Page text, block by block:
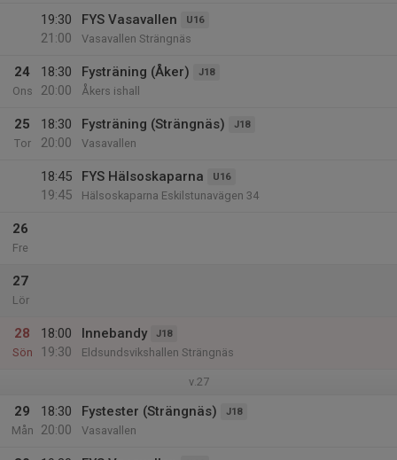
19:30
21:00
FYS Vasavallen U16
Vasavallen Strängnäs
24
Ons
18:30
20:00
Fysträning (Åker) J18
Åkers ishall
25
Tor
18:30
20:00
Fysträning (Strängnäs) J18
Vasavallen
18:45
19:45
FYS Hälsoskaparna U16
Hälsoskaparna Eskilstunavägen 34
26
Fre
27
Lör
28
Sön
18:00
19:30
Innebandy J18
Eldsundsvikshallen Strängnäs
v.27
29
Mån
18:30
20:00
Fystester (Strängnäs) J18
Vasavallen